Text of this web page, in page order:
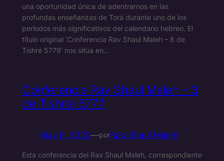
una oportunidad única de adentrarnos en las
profundas enseñanzas de Torá durante uno de los
períodos más significativos del calendario hebreo. El
título original ‘Conferencia Rav Shaul Maleh – 8 de
Tishré 5779’ nos sitúa en…
Conferencia Rav Shaul Maleh – 3
de Tishrei 5777
May 8, 2020—porRab Shaul Maleh
Esta conferencia del Rav Shaul Maleh, correspondiente